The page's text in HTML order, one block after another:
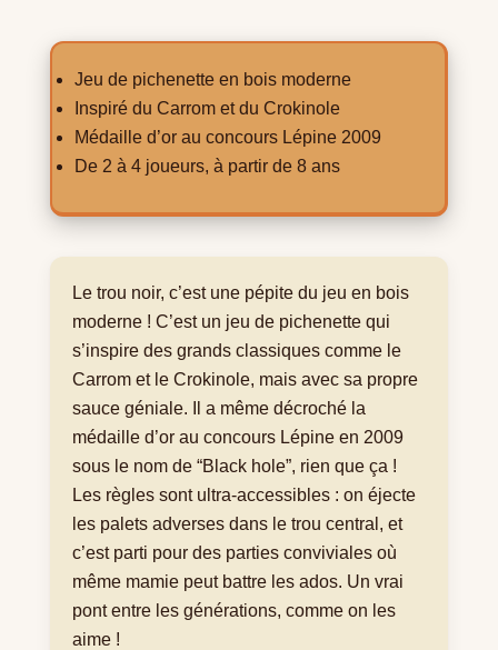
Jeu de pichenette en bois moderne
Inspiré du Carrom et du Crokinole
Médaille d’or au concours Lépine 2009
De 2 à 4 joueurs, à partir de 8 ans
Le trou noir, c’est une pépite du jeu en bois
moderne ! C’est un jeu de pichenette qui
s’inspire des grands classiques comme le
Carrom et le Crokinole, mais avec sa propre
sauce géniale. Il a même décroché la
médaille d’or au concours Lépine en 2009
sous le nom de “Black hole”, rien que ça !
Les règles sont ultra-accessibles : on éjecte
les palets adverses dans le trou central, et
c’est parti pour des parties conviviales où
même mamie peut battre les ados. Un vrai
pont entre les générations, comme on les
aime !